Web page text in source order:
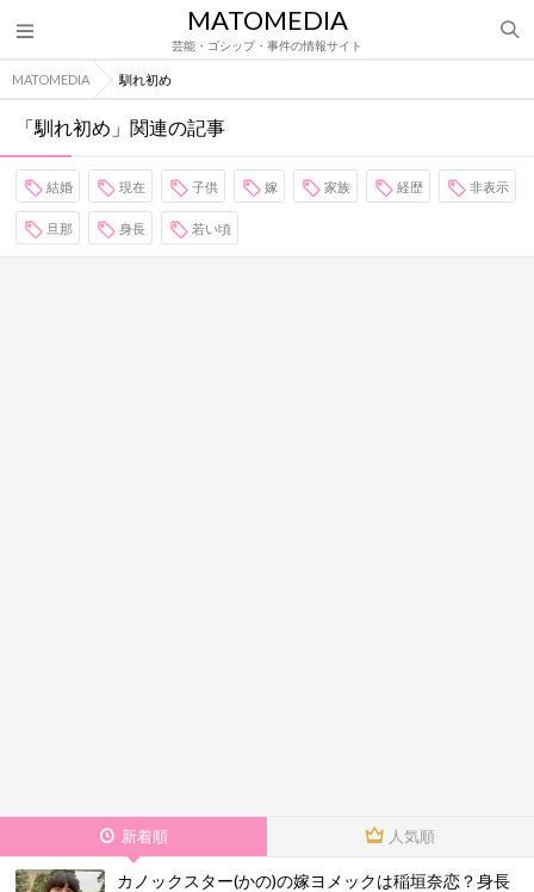
MATOMEDIA
芸能・ゴシップ・事件の情報サイト
MATOMEDIA 馴れ初め
「馴れ初め」関連の記事
結婚 現在 子供 嫁 家族 経歴 非表示
旦那 身長 若い頃
新着順 人気順
カノックスター(かの)の嫁ヨメックは稲垣奈恋？身長